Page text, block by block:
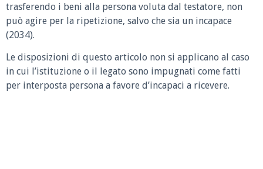
trasferendo i beni alla persona voluta dal testatore, non
può agire per la ripetizione, salvo che sia un incapace
(2034).
Le disposizioni di questo articolo non si applicano al caso
in cui l’istituzione o il legato sono impugnati come fatti
per interposta persona a favore d’incapaci a ricevere.